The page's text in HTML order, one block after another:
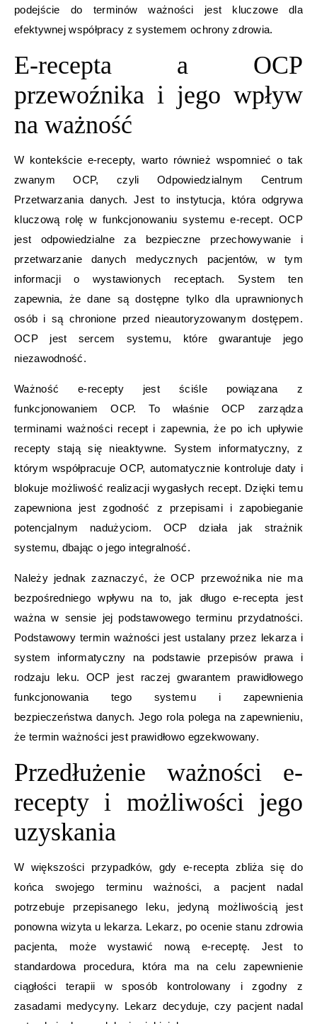
podejście do terminów ważności jest kluczowe dla
efektywnej współpracy z systemem ochrony zdrowia.
E-recepta a OCP
przewoźnika i jego wpływ
na ważność
W kontekście e-recepty, warto również wspomnieć o tak
zwanym OCP, czyli Odpowiedzialnym Centrum
Przetwarzania danych. Jest to instytucja, która odgrywa
kluczową rolę w funkcjonowaniu systemu e-recept. OCP
jest odpowiedzialne za bezpieczne przechowywanie i
przetwarzanie danych medycznych pacjentów, w tym
informacji o wystawionych receptach. System ten
zapewnia, że dane są dostępne tylko dla uprawnionych
osób i są chronione przed nieautoryzowanym dostępem.
OCP jest sercem systemu, które gwarantuje jego
niezawodność.
Ważność e-recepty jest ściśle powiązana z
funkcjonowaniem OCP. To właśnie OCP zarządza
terminami ważności recept i zapewnia, że po ich upływie
recepty stają się nieaktywne. System informatyczny, z
którym współpracuje OCP, automatycznie kontroluje daty i
blokuje możliwość realizacji wygasłych recept. Dzięki temu
zapewniona jest zgodność z przepisami i zapobieganie
potencjalnym nadużyciom. OCP działa jak strażnik
systemu, dbając o jego integralność.
Należy jednak zaznaczyć, że OCP przewoźnika nie ma
bezpośredniego wpływu na to, jak długo e-recepta jest
ważna w sensie jej podstawowego terminu przydatności.
Podstawowy termin ważności jest ustalany przez lekarza i
system informatyczny na podstawie przepisów prawa i
rodzaju leku. OCP jest raczej gwarantem prawidłowego
funkcjonowania tego systemu i zapewnienia
bezpieczeństwa danych. Jego rola polega na zapewnieniu,
że termin ważności jest prawidłowo egzekwowany.
Przedłużenie ważności e-
recepty i możliwości jego
uzyskania
W większości przypadków, gdy e-recepta zbliża się do
końca swojego terminu ważności, a pacjent nadal
potrzebuje przepisanego leku, jedyną możliwością jest
ponowna wizyta u lekarza. Lekarz, po ocenie stanu zdrowia
pacjenta, może wystawić nową e-receptę. Jest to
standardowa procedura, która ma na celu zapewnienie
ciągłości terapii w sposób kontrolowany i zgodny z
zasadami medycyny. Lekarz decyduje, czy pacjent nadal